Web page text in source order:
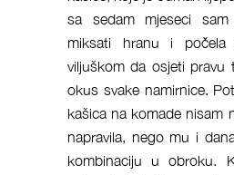
sa sedam mjeseci sam
miksati hranu i
viljuškom da osjeti pravu
okus svake namirnice.
kašica na komade nisam
napravila, nego mu i
kombinaciju u obroku.